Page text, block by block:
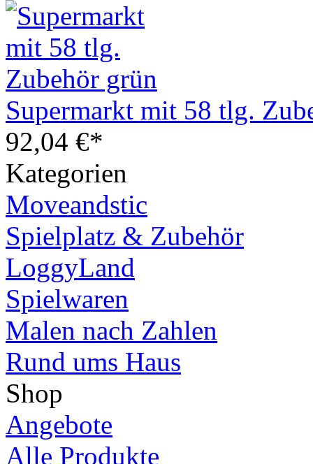
Supermarkt mit 58 tlg.
92,04 €*
Kategorien
Moveandstic
Spielplatz & Zubehör
LoggyLand
Spielwaren
Malen nach Zahlen
Rund ums Haus
Shop
Angebote
Alle Produkte